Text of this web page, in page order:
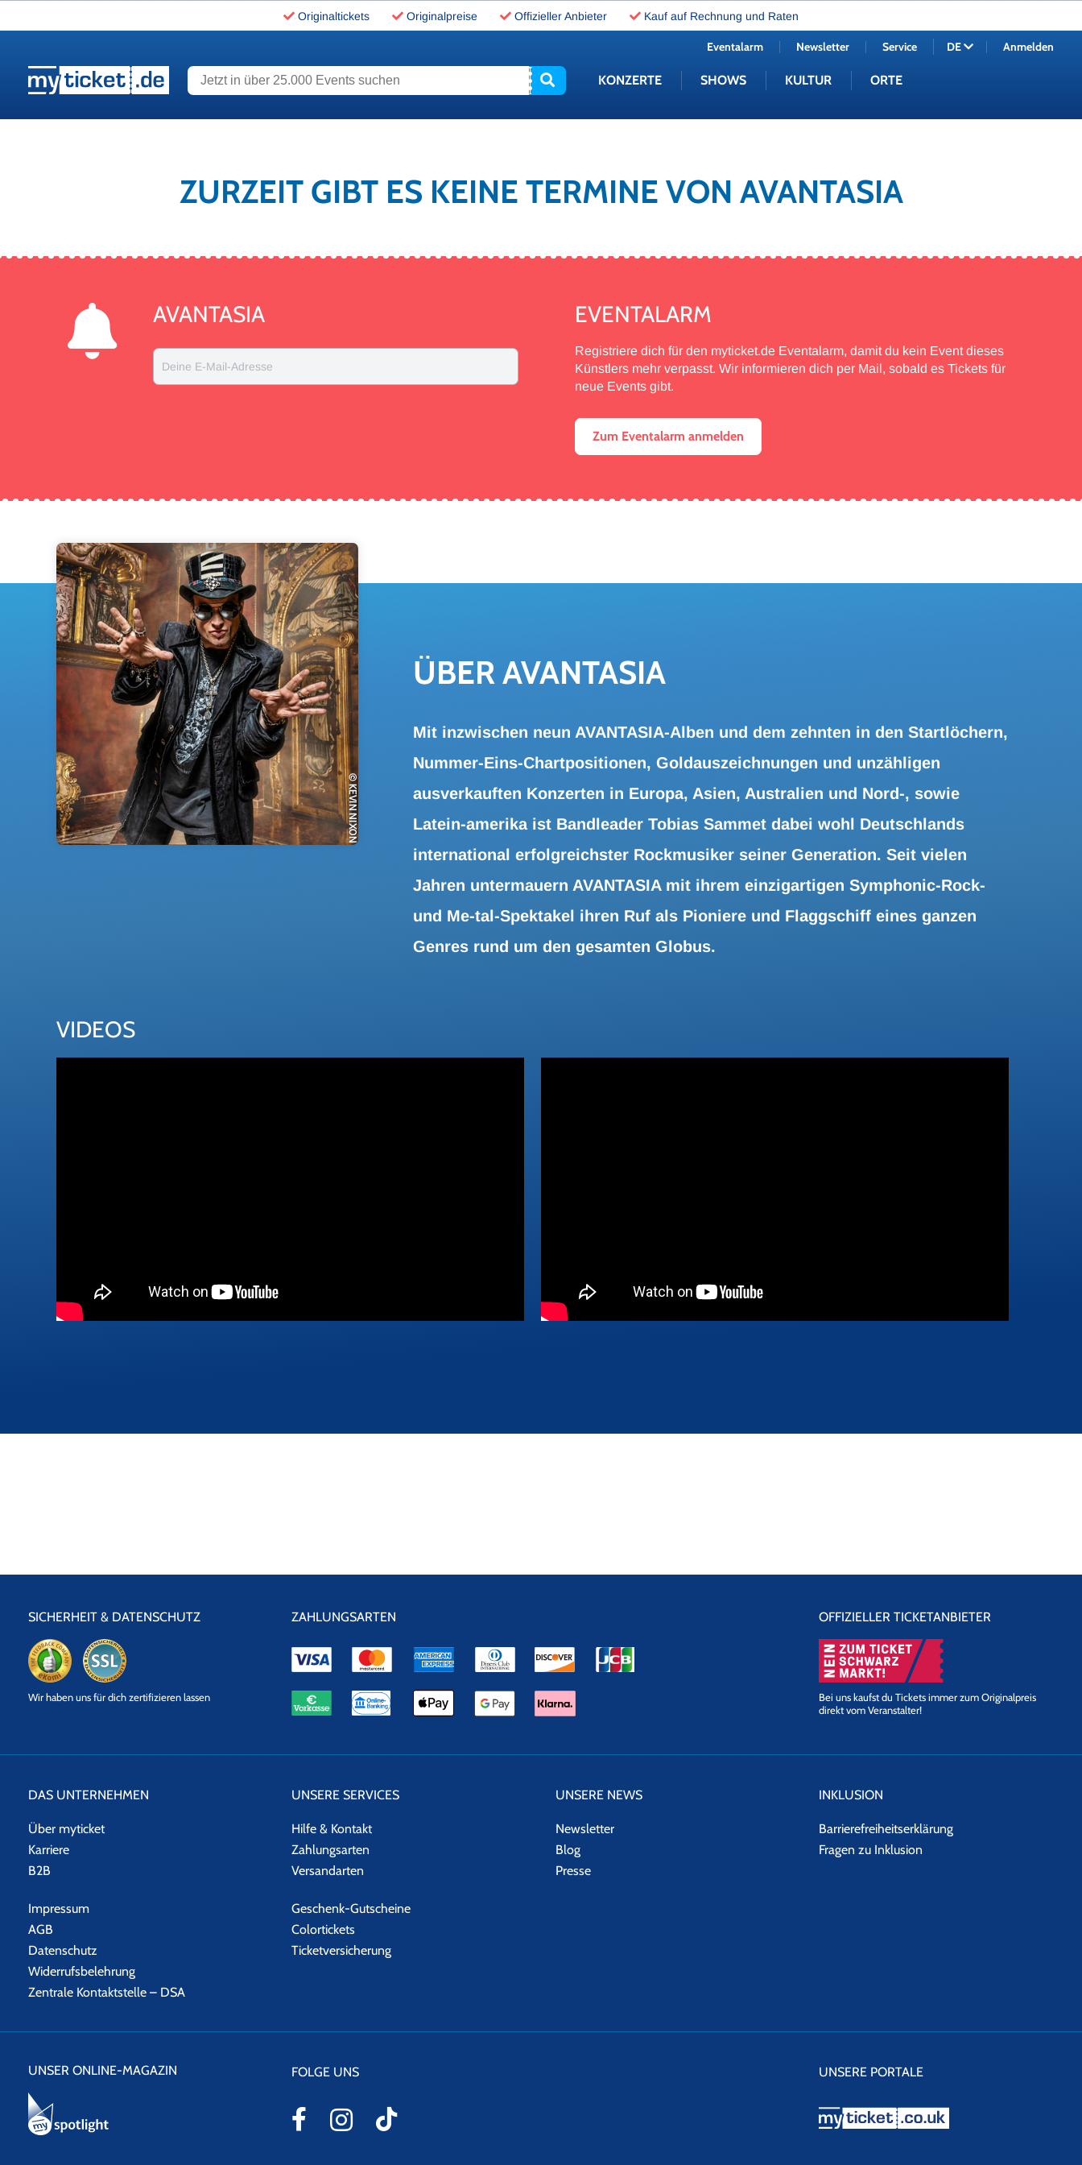
Originaltickets Originalpreise Offizieller Anbieter Kauf auf Rechnung und Raten
Jetzt in über 25.000 Events suchen KONZERTE SHOWS KULTUR ORTE
Eventalarm Newsletter Service DE Anmelden
ZURZEIT GIBT ES KEINE TERMINE VON AVANTASIA
AVANTASIA
Deine E-Mail-Adresse
EVENTALARM
Registriere dich für den myticket.de Eventalarm, damit du kein Event dieses
Künstlers mehr verpasst. Wir informieren dich per Mail, sobald es Tickets für
neue Events gibt.
Zum Eventalarm anmelden
ÜBER AVAN­TA­SIA
Mit inzwischen neun AVANTASIA-Alben und dem zehnten in den Startlöchern,
Nummer-Eins-Chartpositionen, Goldauszeichnungen und unzähligen
ausverkauften Konzerten in Europa, Asien, Australien und Nord-, sowie
Latein-amerika ist Bandleader Tobias Sammet dabei wohl Deutschlands
international erfolgreichster Rockmusiker seiner Generation. Seit vielen
Jahren untermauern AVANTASIA mit ihrem einzigartigen Symphonic-Rock-
und Me-tal-Spektakel ihren Ruf als Pioniere und Flaggschiff eines ganzen
Genres rund um den gesamten Globus.
VIDEOS
SICHERHEIT & DATENSCHUTZ
Datensicherheit
Wir haben uns für dich zertifizieren lassen
ZAHLUNGSARTEN OFFIZIELLER TICKETANBIETER
Bei uns kaufst du Tickets immer zum Originalpreis
direkt vom Veranstalter!
DAS UNTERNEHMEN
Über myticket
Karriere
B2B
Impressum
AGB
Datenschutz
Widerrufsbelehrung
Zentrale Kontaktstelle – DSA
UNSERE SERVICES
Hilfe & Kontakt
Zahlungsarten
Versandarten
Geschenk-Gutscheine
Colortickets
Ticketversicherung
UNSERE NEWS
Newsletter
Blog
Presse
INKLUSION
Barrierefreiheitserklärung
Fragen zu Inklusion
UNSER ONLINE-MAGAZIN FOLGE UNS UNSERE PORTALE